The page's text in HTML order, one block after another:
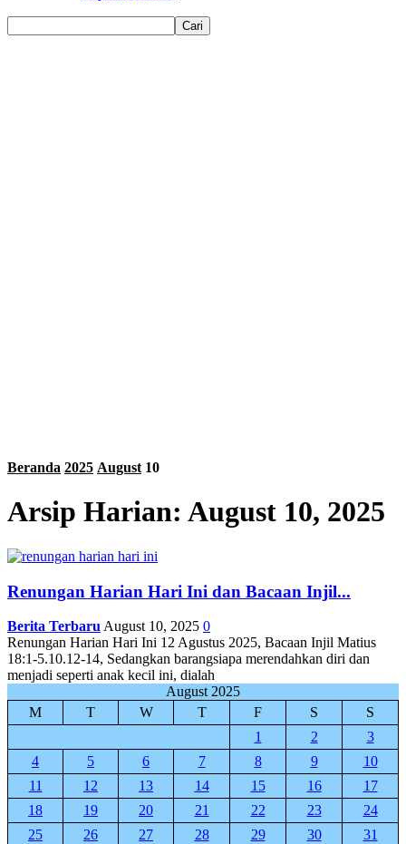
Beranda 2025 August 10
Arsip Harian: August 10, 2025
Renungan Harian Hari Ini dan Bacaan Injil...
Berita Terbaru August 10, 2025 0
Renungan Harian Hari Ini 12 Agustus 2025, Bacaan Injil Matius
18:1-5.10.12-14, Sedangkan barangsiapa merendahkan diri dan
menjadi seperti anak kecil ini, dialah
August 2025
M
T W T F S
S
1
2
3
4
5 6 7 8 9
10
11
12 13 14 15 16
17
18
19 20 21 22 23
24
25
26 27 28 29 30
31